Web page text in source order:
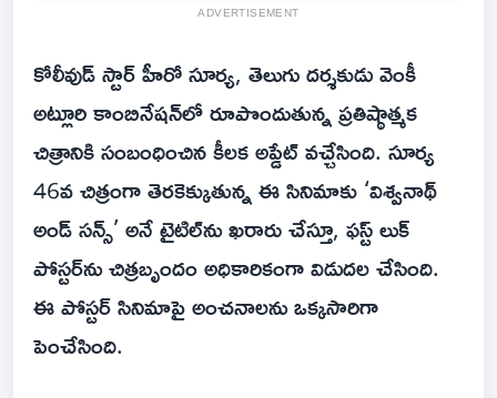
ADVERTISEMENT
కోలీవుడ్ స్టార్ హీరో సూర్య, తెలుగు దర్శకుడు వెంకీ
అట్లూరి కాంబినేషన్‌లో రూపొందుతున్న ప్రతిష్ఠాత్మక
చిత్రానికి సంబంధించిన కీలక అప్డేట్ వచ్చేసింది. సూర్య
46వ చిత్రంగా తెరకెక్కుతున్న ఈ సినిమాకు ‘విశ్వనాథ్
అండ్ సన్స్’ అనే టైటిల్‌ను ఖరారు చేస్తూ, ఫస్ట్ లుక్
పోస్టర్‌ను చిత్రబృందం అధికారికంగా విడుదల చేసింది.
ఈ పోస్టర్ సినిమాపై అంచనాలను ఒక్కసారిగా
పెంచేసింది.